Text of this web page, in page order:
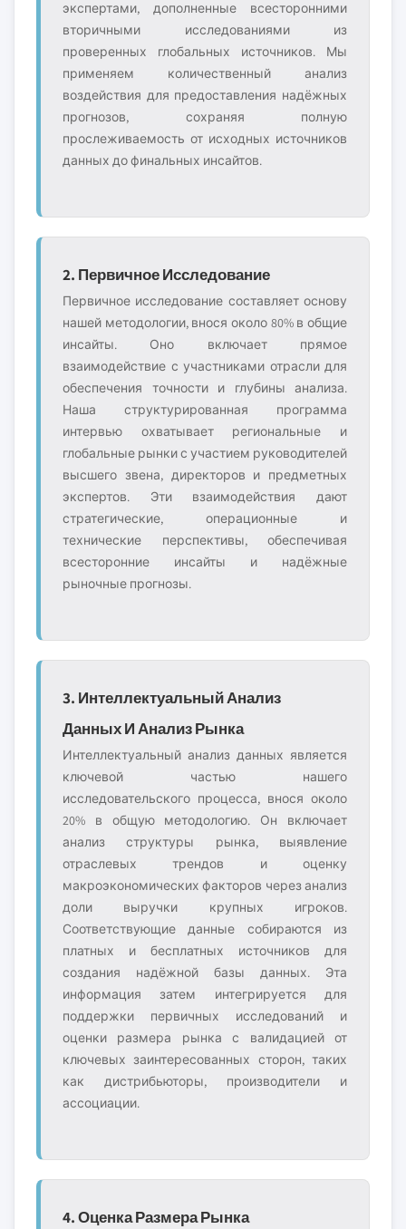
экспертами, дополненные всесторонними
вторичными исследованиями из
проверенных глобальных источников. Мы
применяем количественный анализ
воздействия для предоставления надёжных
прогнозов, сохраняя полную
прослеживаемость от исходных источников
данных до финальных инсайтов.
2. Первичное Исследование
Первичное исследование составляет основу
нашей методологии, внося около 80% в общие
инсайты. Оно включает прямое
взаимодействие с участниками отрасли для
обеспечения точности и глубины анализа.
Наша структурированная программа
интервью охватывает региональные и
глобальные рынки с участием руководителей
высшего звена, директоров и предметных
экспертов. Эти взаимодействия дают
стратегические, операционные и
технические перспективы, обеспечивая
всесторонние инсайты и надёжные
рыночные прогнозы.
3. Интеллектуальный Анализ
Данных И Анализ Рынка
Интеллектуальный анализ данных является
ключевой частью нашего
исследовательского процесса, внося около
20% в общую методологию. Он включает
анализ структуры рынка, выявление
отраслевых трендов и оценку
макроэкономических факторов через анализ
доли выручки крупных игроков.
Соответствующие данные собираются из
платных и бесплатных источников для
создания надёжной базы данных. Эта
информация затем интегрируется для
поддержки первичных исследований и
оценки размера рынка с валидацией от
ключевых заинтересованных сторон, таких
как дистрибьюторы, производители и
ассоциации.
4. Оценка Размера Рынка